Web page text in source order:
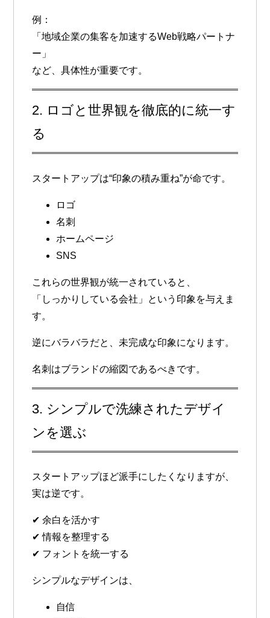
例：
「地域企業の集客を加速するWeb戦略パートナ
ー」
など、具体性が重要です。
2. ロゴと世界観を徹底的に統一す
る
スタートアップは“印象の積み重ね”が命です。
ロゴ
名刺
ホームページ
SNS
これらの世界観が統一されていると、
「しっかりしている会社」という印象を与えま
す。
逆にバラバラだと、未完成な印象になります。
名刺はブランドの縮図であるべきです。
3. シンプルで洗練されたデザイ
ンを選ぶ
スタートアップほど派手にしたくなりますが、
実は逆です。
✔ 余白を活かす
✔ 情報を整理する
✔ フォントを統一する
シンプルなデザインは、
自信